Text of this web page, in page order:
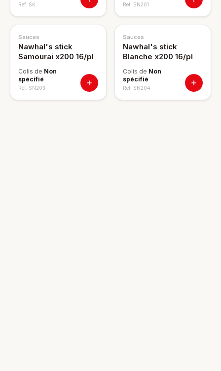
Ref. SK Ref. SN201
Sauces
Nawhal's stick
Samourai x200 16/pl
Colis de Non
spécifié
Ref. SN203
Sauces
Nawhal's stick
Blanche x200 16/pl
Colis de Non
spécifié
Ref. SN204